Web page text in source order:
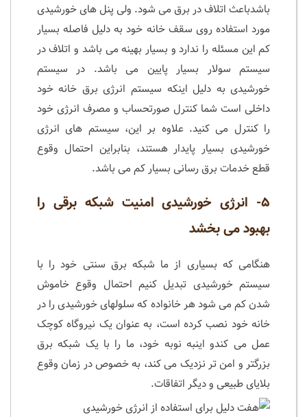
باشدباعث اتلاف در برق می شود. ولی پنل های خورشیدی
مورد استفاده روی سقف خانه خود به دلیل فاصله بسیار
کم این مسئله را ندارد و بسیار بهینه می باشد و اتلاف در
سیستم سولار بسیار پایین می باشد. در سیستم
خورشیدی به دلیل اینکه سیستم انرژی برق خانه خود
داخلی است شما کنترل صورتحساب و مصرف انرژی خود
را کنترل می کنید. علاوه بر این، سیستم های انرژی
خورشیدی بسیار پایدار هستند، بنابراین احتمال وقوع
قطع خدمات برق رسانی بسیار کم می باشد.
۵- انرژی خورشیدی امنیت شبکه برقی را
بهبود می بخشد
هنگامی که بسیاری از ما شبکه برق سنتی خود را با
سیستم خورشیدی تبدیل کنیم احتمال وقوع خاموش
شدن کم می شود هر خانواده که سلولهای خورشیدی را در
خانه خود نصب کرده است، به عنوان یک نیروگاه کوچک
عمل می کندو اینبه نوبه خود، ما را با یک شبکه برق
بزرگتر و امن تر نزدیک می کند، به خصوص در زمان وقوع
بلایای طبیعی و دیگر اتفاقات.